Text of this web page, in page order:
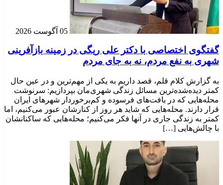
05 آگوست 2026
گفتگوی اختصاصی با دکتر علی ریگی در زمینه بازآفرینی
شهری به نفع مردم، نه به جای مردم
به گزارش کلام قلم، قصد داریم به یکی از مهم‌ترین و در عین حال
کمتر دیده‌شده‌ترین مسائل زندگی شهری‌مان بپردازیم: سرنوشت
محله‌هایی که در بافت‌های فرسوده و کم‌برخوردار شهرهای ایران
قرار دارند. محله‌هایی که شاید هر روز از کنارشان عبور می‌کنیم، اما
کمتر به زندگی جاری در آنها فکر می‌کنیم؛ محله‌هایی که ساکنانشان
با چالش‌هایی […]